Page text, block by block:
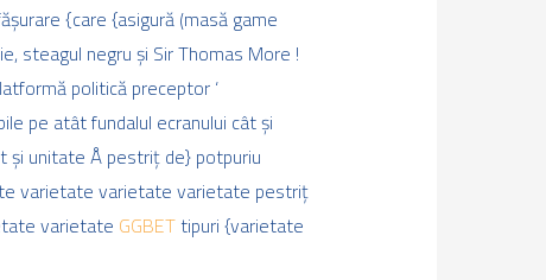
{care {asigură (masă game
steagul negru și Sir Thomas More !
politică preceptor ‘
pe atât fundalul ecranului cât și
și unitate Å pestriț de} potpuriu
varietate varietate varietate pestriț
varietate GGBETtipuri {varietate